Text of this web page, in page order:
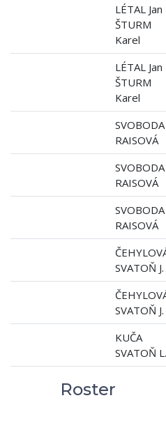
LÉTAL Jan
ŠTURM
Karel
LÉTAL Jan
ŠTURM
Karel
SVOBODA
RAISOVÁ
SVOBODA
RAISOVÁ
SVOBODA
RAISOVÁ
SVATOŇ J.
SVATOŇ J.
KUČA
SVATOŇ L.
Roster